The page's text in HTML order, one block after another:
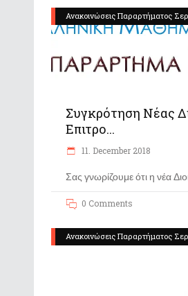
Ανακοινώσεις Παραρτήματος
Συγκρότηση Νέας
Επιτρο...
11. December 2018
Σας γνωρίζουμε ότι η νέα
0 Comments
Ανακοινώσεις Παραρτήματος